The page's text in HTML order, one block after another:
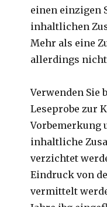
einen einzigen
inhaltlichen
Mehr als eine
allerdings
Verwenden Sie
Leseprobe zur
Vorbemerkung
inhaltliche
verzichtet
Eindruck von
vermittelt